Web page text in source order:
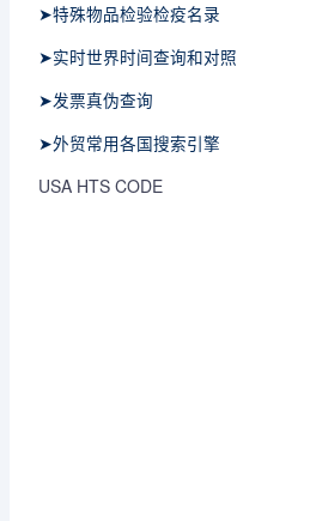
➤特殊物品检验检疫名录
➤实时世界时间查询和对照
➤发票真伪查询
➤外贸常用各国搜索引擎
USA HTS CODE